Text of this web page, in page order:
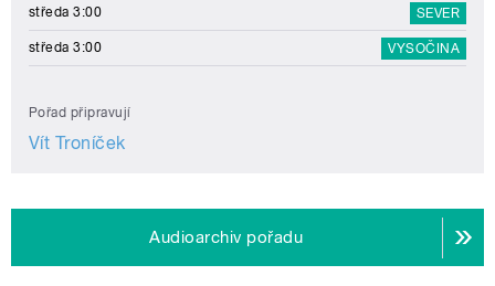
středa 3:00 SEVER
středa 3:00 VYSOČINA
Pořad připravují
Vít Troníček
Audioarchiv pořadu